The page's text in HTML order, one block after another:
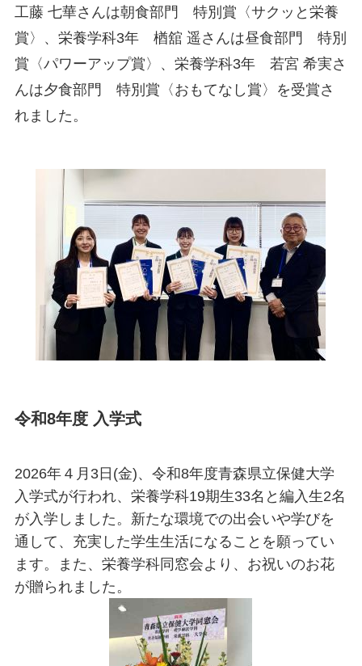
工藤 七華さんは朝食部門 特別賞〈サクッと栄養
賞〉、栄養学科3年 楢舘 遥さんは昼食部門 特別
賞〈パワーアップ賞〉、栄養学科3年 若宮 希実さ
んは夕食部門 特別賞〈おもてなし賞〉を受賞さ
れました。
令和8年度 入学式
2026年４月3日(金)、令和8年度青森県立保健大学
入学式が行われ、栄養学科19期生33名と編入生2名
が入学しました。新たな環境での出会いや学びを
通して、充実した学生生活になることを願ってい
ます。また、栄養学科同窓会より、お祝いのお花
が贈られました。